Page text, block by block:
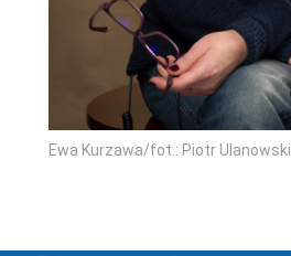
Ewa Kurzawa/fot.: Piotr Ulanowski